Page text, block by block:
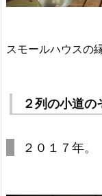
スモールハウスの
２列の小道の
２０１７年。